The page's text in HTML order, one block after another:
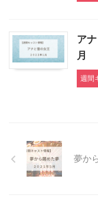
ア
月
週間
夢か